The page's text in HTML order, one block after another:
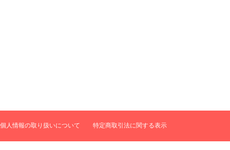
個人情報の取り扱いについて 特定商取引法に関する表示